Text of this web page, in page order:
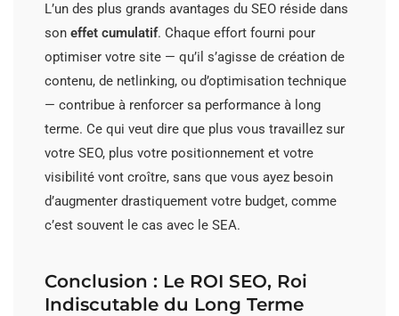
L’un des plus grands avantages du SEO réside dans
son effet cumulatif. Chaque effort fourni pour
optimiser votre site — qu’il s’agisse de création de
contenu, de netlinking, ou d’optimisation technique
— contribue à renforcer sa performance à long
terme. Ce qui veut dire que plus vous travaillez sur
votre SEO, plus votre positionnement et votre
visibilité vont croître, sans que vous ayez besoin
d’augmenter drastiquement votre budget, comme
c’est souvent le cas avec le SEA.
Conclusion : Le ROI SEO, Roi
Indiscutable du Long Terme